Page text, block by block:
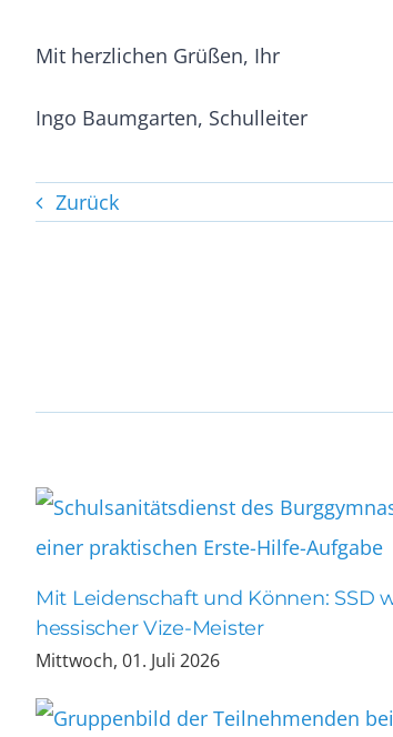
Mit herzlichen Grüßen, Ihr
Ingo Baumgarten, Schulleiter
Zurück
Mit Leidenschaft und Können: SSD
hessischer Vize-Meister
Mittwoch, 01. Juli 2026